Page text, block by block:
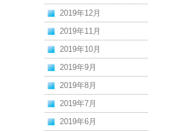
2019年12月
2019年11月
2019年10月
2019年9月
2019年8月
2019年7月
2019年6月